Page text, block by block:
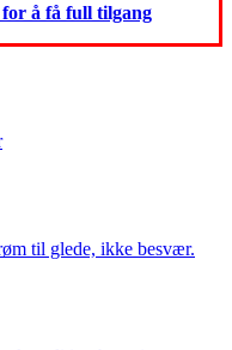
å få full tilgang
til glede, ikke besvær.